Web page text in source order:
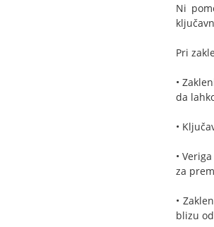
Ni
Pri
•
da
•
•
za
•
blizu